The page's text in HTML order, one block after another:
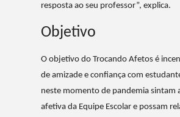
resposta ao seu professor”, explica.
Objetivo
O objetivo do Trocando Afetos é
de amizade e confiança com
neste momento de pandemia sintam
afetiva da Equipe Escolar e possam